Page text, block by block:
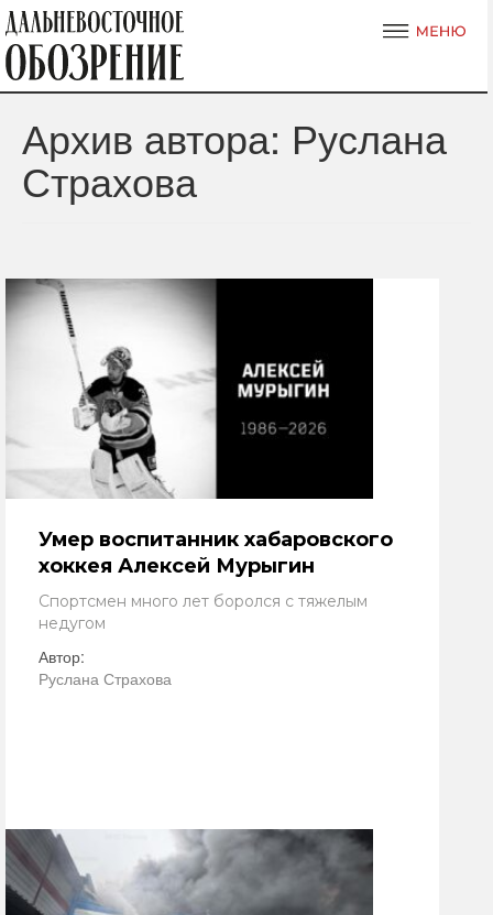
Архив автора: Руслана
Страхова
Умер воспитанник хабаровского
хоккея Алексей Мурыгин
Спортсмен много лет боролся с тяжелым
недугом
Автор:
Руслана Страхова